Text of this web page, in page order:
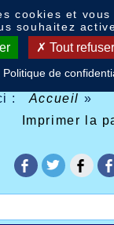
: Accueil »
Imprimer la
cookies et
souhaitez
Tout refuser
Politique de